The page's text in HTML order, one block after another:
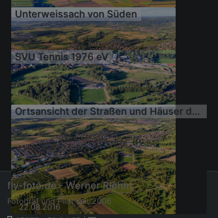
22.08.2016
22.08.2016
Unterweissach von Süden
22.08.2016
SVU Tennis 1976 eV
22.08.2016
Ortsansicht der Straßen und Häuser der Wohngebiete
22.08.2016
fly-foto.de - Werner Riehm
Fotograf und Pilot seit 2006